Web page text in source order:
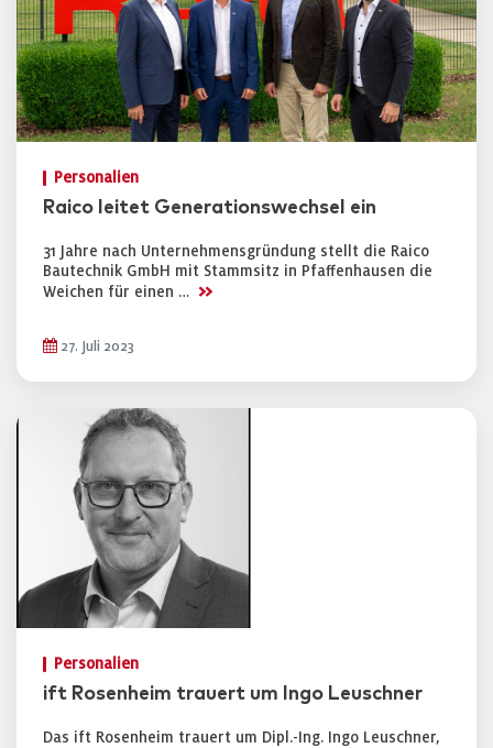
Personalien
Raico leitet Generationswechsel ein
31 Jahre nach Unternehmensgründung stellt die Raico
Bautechnik GmbH mit Stammsitz in Pfaffenhausen die
Weichen für einen … >>
27. Juli 2023
Personalien
ift Rosenheim trauert um Ingo Leuschner
Das ift Rosenheim trauert um Dipl.-Ing. Ingo Leuschner,